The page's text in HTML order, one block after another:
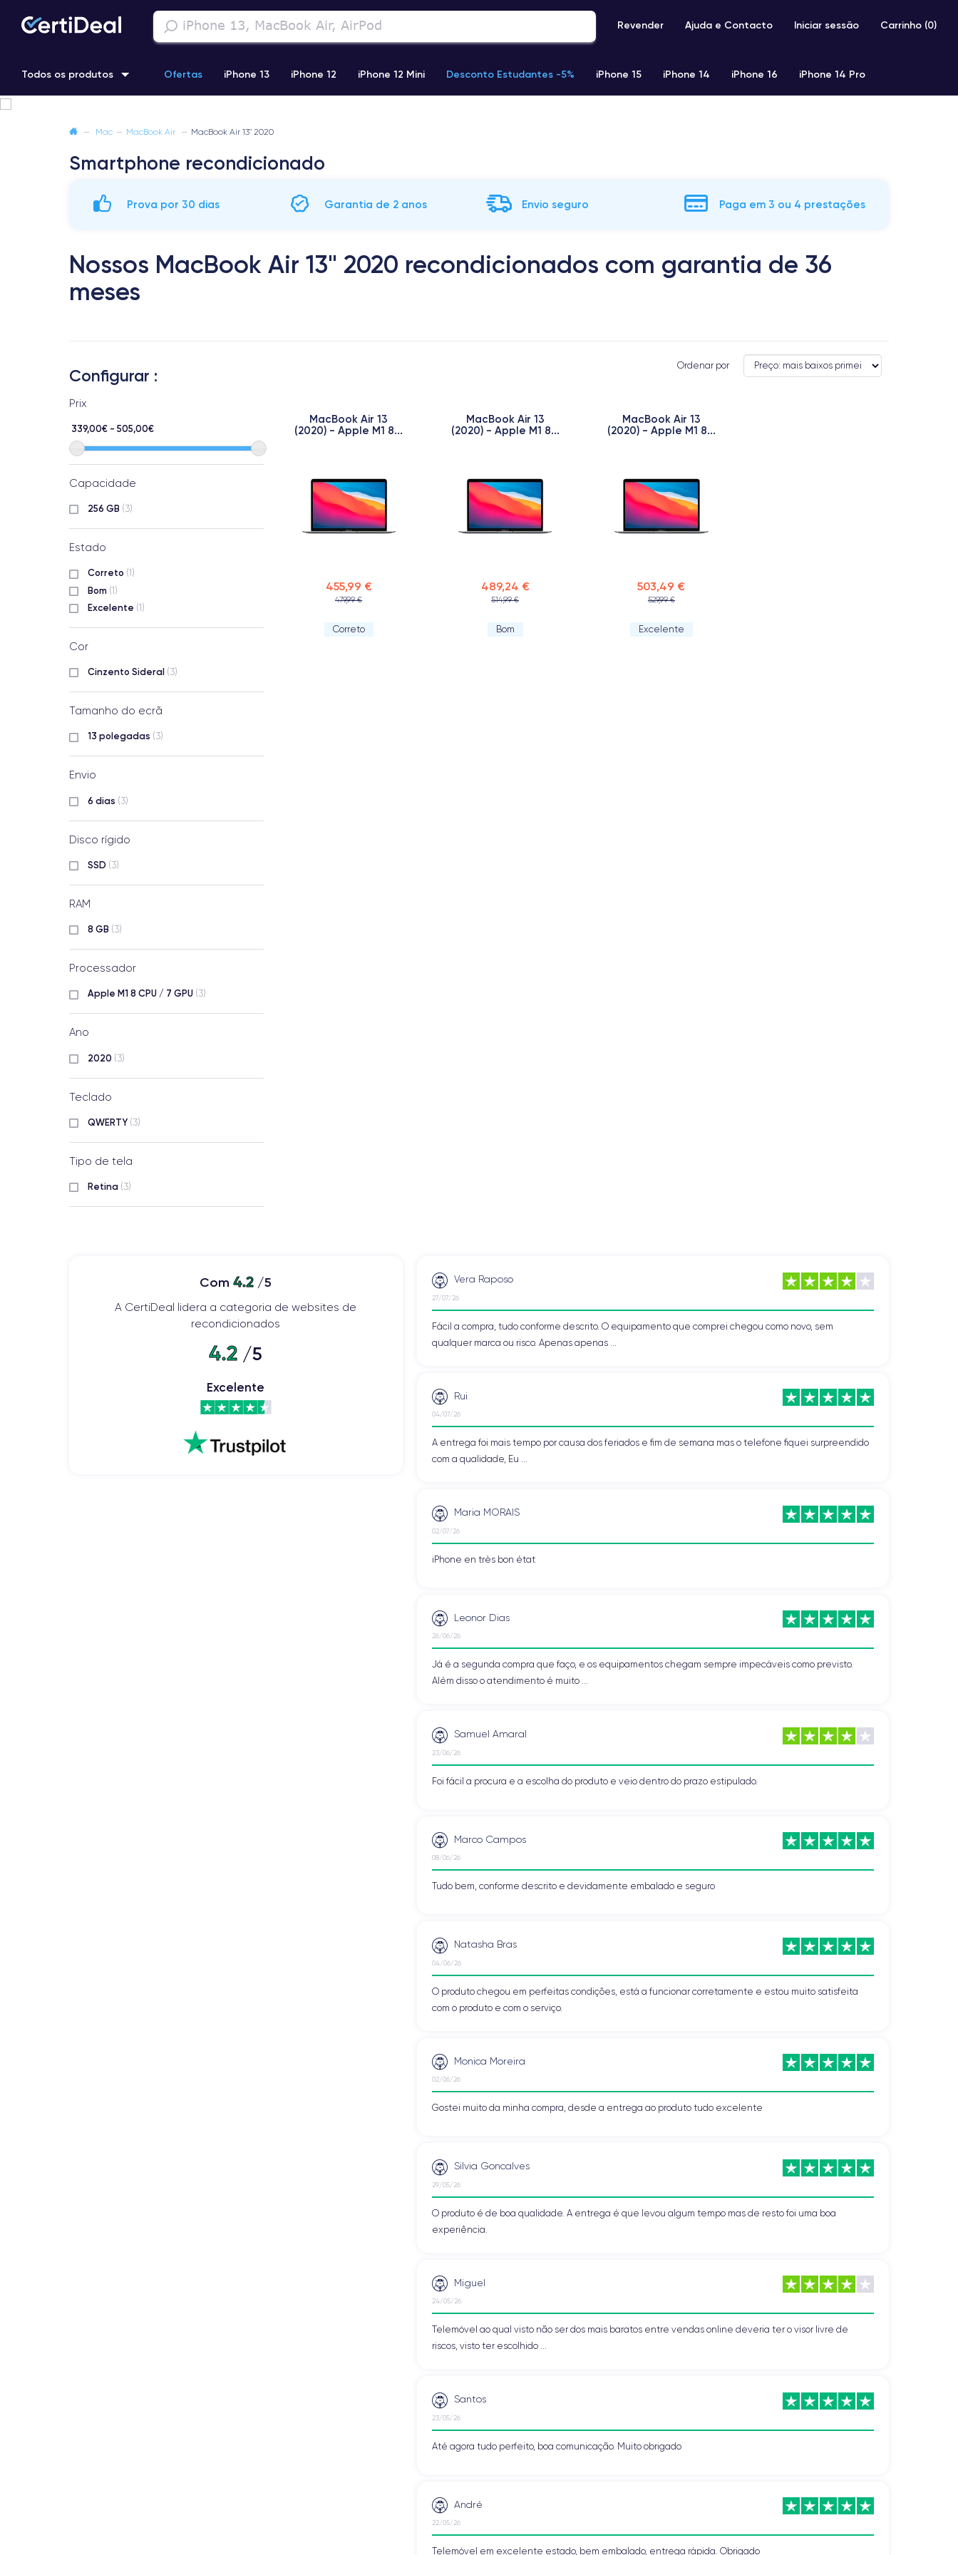
Revender Ajuda e Contacto Iniciar sessão Carrinho (0)
Todos os produtos Ofertas iPhone 13 iPhone 12 iPhone 12 Mini Desconto Estudantes -5% iPhone 15 iPhone 14 iPhone 16 iPhone 14 Pro
iPhone 11 Pro
— Mac — MacBook Air — MacBook Air 13" 2020
Smartphone recondicionado
Prova por 30 dias Garantia de 2 anos Envio seguro Paga em 3 ou 4 prestações
Nossos MacBook Air 13" 2020 recondicionados com garantia de 36
meses
Configurar :
Prix
339,00€ - 505,00€
Capacidade
256 GB (3)
Estado
Correto (1)
Bom (1)
Excelente (1)
Cor
Cinzento Sideral (3)
Tamanho do ecrã
13 polegadas (3)
Envio
6 dias (3)
Disco rígido
SSD (3)
RAM
8 GB (3)
Processador
Apple M1 8 CPU / 7 GPU (3)
Ano
2020 (3)
Teclado
QWERTY (3)
Tipo de tela
Retina (3)
Ordenar por
MacBook Air 13
(2020) - Apple M1 8...
455,99 €
479,99 €
Correto
MacBook Air 13
(2020) - Apple M1 8...
489,24 €
514,99 €
Bom
MacBook Air 13
(2020) - Apple M1 8...
503,49 €
529,99 €
Excelente
Com4.2 /5
A CertiDeal lidera a categoria de websites de
recondicionados
4.2 /5
Excelente
Vera Raposo
27/07/26
Fácil a compra, tudo conforme descrito. O equipamento que comprei chegou como novo, sem
qualquer marca ou risco. Apenas apenas ...
Rui
04/07/26
A entrega foi mais tempo por causa dos feriados e fim de semana mas o telefone fiquei surpreendido
com a qualidade, Eu ...
Maria MORAIS
02/07/26
iPhone en très bon état
Leonor Dias
26/06/26
Já é a segunda compra que faço, e os equipamentos chegam sempre impecáveis como previsto.
Além disso o atendimento é muito ...
Samuel Amaral
23/06/26
Foi fácil a procura e a escolha do produto e veio dentro do prazo estipulado.
Marco Campos
08/06/26
Tudo bem, conforme descrito e devidamente embalado e seguro
Natasha Bras
04/06/26
O produto chegou em perfeitas condições, está a funcionar corretamente e estou muito satisfeita
com o produto e com o serviço.
Monica Moreira
02/06/26
Gostei muito da minha compra, desde a entrega ao produto tudo excelente
Silvia Goncalves
29/05/26
O produto é de boa qualidade. A entrega é que levou algum tempo mas de resto foi uma boa
experiência.
Miguel
24/05/26
Telemóvel ao qual visto não ser dos mais baratos entre vendas online deveria ter o visor livre de
riscos, visto ter escolhido ...
Santos
23/05/26
Até agora tudo perfeito, boa comunicação. Muito obrigado
André
22/05/26
Telemóvel em excelente estado, bem embalado, entrega rápida. Obrigado